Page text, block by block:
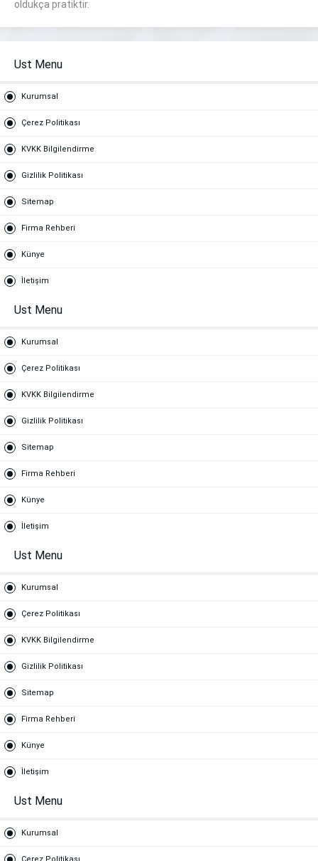
oldukça pratiktir.
Ust Menu
Kurumsal
Çerez Politikası
KVKK Bilgilendirme
Gizlilik Politikası
Sitemap
Firma Rehberi
Künye
İletişim
Ust Menu
Kurumsal
Çerez Politikası
KVKK Bilgilendirme
Gizlilik Politikası
Sitemap
Firma Rehberi
Künye
İletişim
Ust Menu
Kurumsal
Çerez Politikası
KVKK Bilgilendirme
Gizlilik Politikası
Sitemap
Firma Rehberi
Künye
İletişim
Ust Menu
Kurumsal